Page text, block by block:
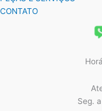
CONTATO
Seg.